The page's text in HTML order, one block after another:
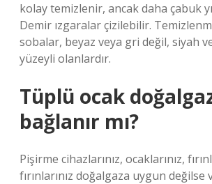
kolay temizlenir, ancak daha çabuk
Demir ızgaralar çizilebilir.
sobalar, beyaz veya gri değil, siyah
yüzeyli olanlardır.
Tüplü ocak
bağlanır mı?
Pişirme cihazlarınız, ocaklarınız,
fırınlarınız doğalgaza uygun değilse